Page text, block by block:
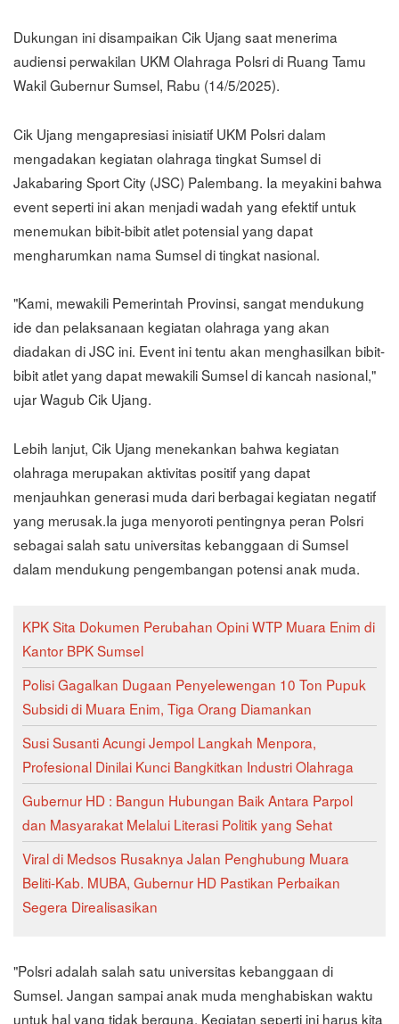
Dukungan ini disampaikan Cik Ujang saat menerima
audiensi perwakilan UKM Olahraga Polsri di Ruang Tamu
Wakil Gubernur Sumsel, Rabu (14/5/2025).
Cik Ujang mengapresiasi inisiatif UKM Polsri dalam
mengadakan kegiatan olahraga tingkat Sumsel di
Jakabaring Sport City (JSC) Palembang. Ia meyakini bahwa
event seperti ini akan menjadi wadah yang efektif untuk
menemukan bibit-bibit atlet potensial yang dapat
mengharumkan nama Sumsel di tingkat nasional.
"Kami, mewakili Pemerintah Provinsi, sangat mendukung
ide dan pelaksanaan kegiatan olahraga yang akan
diadakan di JSC ini. Event ini tentu akan menghasilkan bibit-
bibit atlet yang dapat mewakili Sumsel di kancah nasional,"
ujar Wagub Cik Ujang.
Lebih lanjut, Cik Ujang menekankan bahwa kegiatan
olahraga merupakan aktivitas positif yang dapat
menjauhkan generasi muda dari berbagai kegiatan negatif
yang merusak.Ia juga menyoroti pentingnya peran Polsri
sebagai salah satu universitas kebanggaan di Sumsel
dalam mendukung pengembangan potensi anak muda.
KPK Sita Dokumen Perubahan Opini WTP Muara Enim di
Kantor BPK Sumsel
Polisi Gagalkan Dugaan Penyelewengan 10 Ton Pupuk
Subsidi di Muara Enim, Tiga Orang Diamankan
Susi Susanti Acungi Jempol Langkah Menpora,
Profesional Dinilai Kunci Bangkitkan Industri Olahraga
Gubernur HD : Bangun Hubungan Baik Antara Parpol
dan Masyarakat Melalui Literasi Politik yang Sehat
Viral di Medsos Rusaknya Jalan Penghubung Muara
Beliti-Kab. MUBA, Gubernur HD Pastikan Perbaikan
Segera Direalisasikan
"Polsri adalah salah satu universitas kebanggaan di
Sumsel. Jangan sampai anak muda menghabiskan waktu
untuk hal yang tidak berguna. Kegiatan seperti ini harus kita